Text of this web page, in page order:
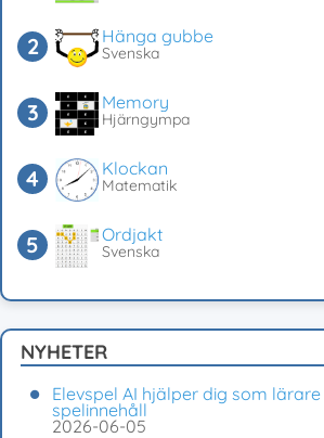
Hänga gubbe
Svenska
Memory
Hjärngympa
Klockan
Matematik
Ordjakt
Svenska
NYHETER
Elevspel AI hjälper dig som
spelinnehåll
2026-06-05